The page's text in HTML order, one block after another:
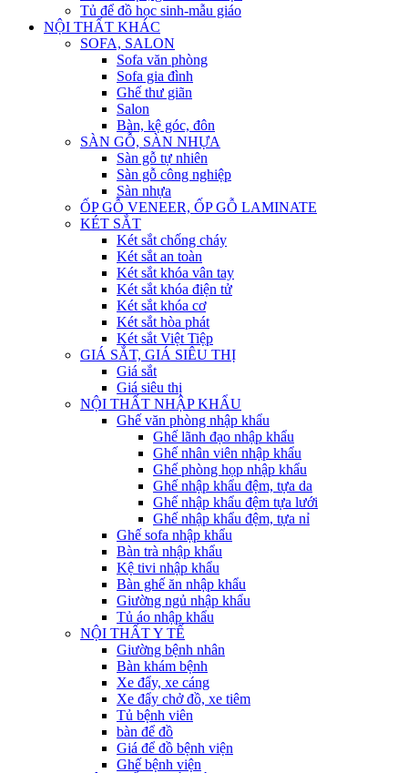
Tủ để đồ học sinh-mẫu giáo
NỘI THẤT KHÁC
SOFA, SALON
Sofa văn phòng
Sofa gia đình
Ghế thư giãn
Salon
Bàn, kệ góc, đôn
SÀN GỖ, SÀN NHỰA
Sàn gỗ tự nhiên
Sàn gỗ công nghiệp
Sàn nhựa
ỐP GỖ VENEER, ỐP GỖ LAMINATE
KÉT SẮT
Két sắt chống cháy
Két sắt an toàn
Két sắt khóa vân tay
Két sắt khóa điện tử
Két sắt khóa cơ
Két sắt hòa phát
Két sắt Việt Tiệp
GIÁ SẮT, GIÁ SIÊU THỊ
Giá sắt
Giá siêu thị
NỘI THẤT NHẬP KHẨU
Ghế văn phòng nhập khẩu
Ghế lãnh đạo nhập khẩu
Ghế nhân viên nhập khẩu
Ghế phòng họp nhập khẩu
Ghế nhập khẩu đệm, tựa da
Ghế nhập khẩu đệm tựa lưới
Ghế nhập khẩu đệm, tựa nỉ
Ghế sofa nhập khẩu
Bàn trà nhập khẩu
Kệ tivi nhập khẩu
Bàn ghế ăn nhập khẩu
Giường ngủ nhập khẩu
Tủ áo nhập khẩu
NỘI THẤT Y TẾ
Giường bệnh nhân
Bàn khám bệnh
Xe đẩy, xe cáng
Xe đẩy chở đồ, xe tiêm
Tủ bệnh viên
bàn để đồ
Giá để đồ bệnh viện
Ghế bệnh viện